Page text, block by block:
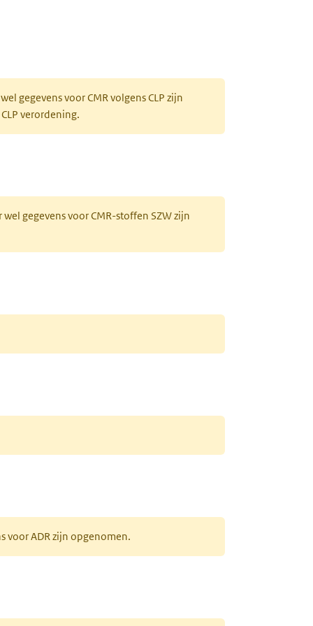
gegevens voor CMR volgens CLP zijn
verordening.
gegevens voor CMR-stoffen SZW zijn
voor ADR zijn opgenomen.